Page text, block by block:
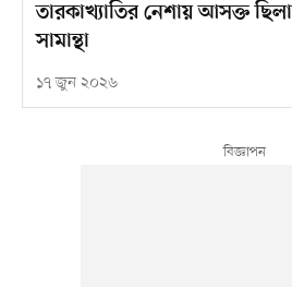
তারকাখ্যাতির নেশায় আসক্ত
সামান্থা
১৭ জুন ২০২৬